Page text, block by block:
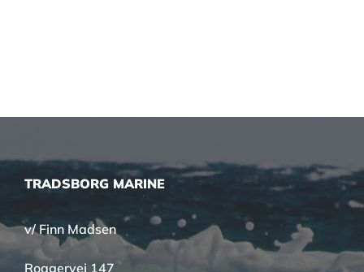
TRADSBORG MARINE
v/ Finn Madsen
Roagervej 147